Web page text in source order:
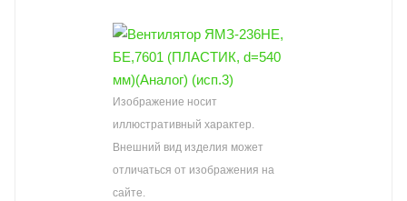
Изображение носит
иллюстративный характер.
Внешний вид изделия может
отличаться от изображения на
сайте.